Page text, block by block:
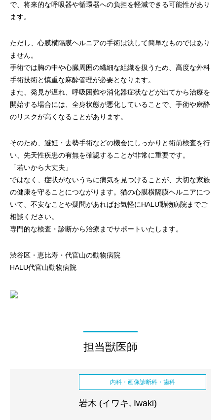
で、将来的な呼吸器や循環器への負担を軽減できる可能性があり
ます。
ただし、心膜横隔膜ヘルニアの手術は決して簡単なものではあり
ません。
手術では胸の中や心臓周囲の繊細な組織を扱うため、高度な外科
手術技術と慎重な麻酔管理が必要となります。
また、発見が遅れ、呼吸困難や消化器症状などが出てから治療を
開始する場合には、全身状態が悪化していることで、手術や麻酔
のリスクが高くなることがあります。
そのため、避妊・去勢手術などの機会にしっかりと術前検査を行
い、先天性疾患の有無を確認することが非常に重要です。
「若いから大丈夫」
ではなく、症状がないうちに病気を見つけることが、大切な家族
の健康を守ることにつながります。猫の心膜横隔膜ヘルニアにつ
いて、不安なことや疑問があればお気軽にHALU動物病院までご
相談ください。
専門的な検査・診断から治療までサポートいたします。
渋谷区・恵比寿・代官山の動物病院
HALU代官山動物病院
担当獣医師
内科・画像診断科・歯科
岩木 (イワキ, Iwaki)